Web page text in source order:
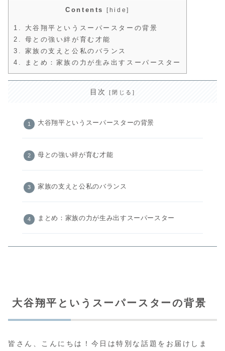
Contents [ hide]
1.
大谷翔平というスーパースターの背景
2.
母との強い絆が育む才能
3.
家族の支えと公私のバランス
4.
まとめ：家族の力が生み出すスーパースター
目次
大谷翔平というスーパースターの背景
母との強い絆が育む才能
家族の支えと公私のバランス
まとめ：家族の力が生み出すスーパースター
大谷翔平というスーパースターの背景
皆さん、こんにちは！今日は特別な話題をお届けしま